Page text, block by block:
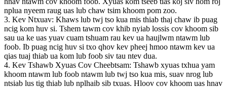
nplua nyeem raug uas lub chaw tsim khoom pom zoo.
3. Kev Ntxuav: Khaws lub twj tso kua mis thiab thaj chaw ib puag
ncig kom huv si. Tshem tawm cov khib nyiab lossis cov khoom sib
sau ua ke uas yuav cuam tshuam rau kev ua haujlwm ntawm lub
foob. Ib puag ncig huv si txo qhov kev pheej hmoo ntawm kev ua
qias tuaj thiab ua kom lub foob siv tau ntev dua.
4. Kev Tshawb Xyuas Cov Cheebtsam: Tshawb xyuas txhua yam
khoom ntawm lub foob ntawm lub twj tso kua mis, suav nrog lub
ntsiab lus tig thiab lub nplhaib sib txuas. Hloov cov khoom uas hnav